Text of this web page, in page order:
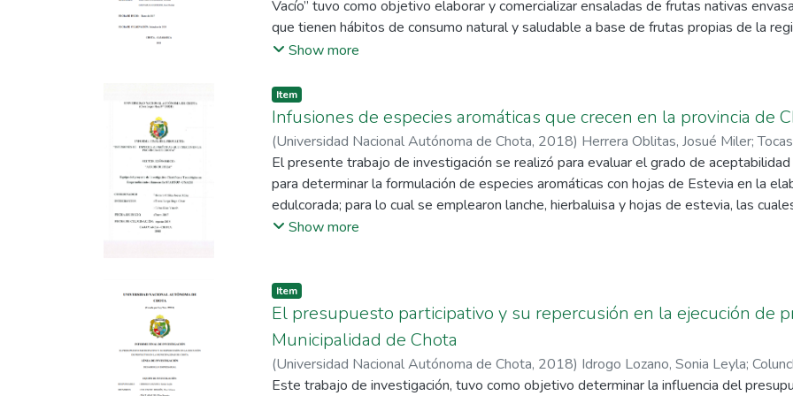
microorganismos indicado por la norma mexicana.
Vacío” tuvo como objetivo elaborar y comercializar ensaladas de frutas nativas
que tienen hábitos de consumo natural y saludable a base de frutas propias de la
dirigido a personas que tienen poco tiempo para preparar alimentos. Para conseguir
el producto mínimamente viable y producto de la investigación realizada durante el
un artículo científico en el que se expone los tiempos óptimos de envasado al vacío
ascórbico. Según los objetivos presentando al concurso en la etapa inicial,
proyecto se puede indicar que se ha cumplido, logrando comercializar las ensaladas
constituido una empresa INDUSTRIA
FRUTILAY S.A.C para dar formalidad al negocio.
Show more
Item
Infusiones de especies aromáticas que crecen en la provincia de
(Universidad Nacional Autónoma de Chota, 2018) Herrera Oblitas, Josué Miler;
Yaneth
El presente trabajo de investigación se realizó para evaluar el grado de
para determinar la formulación de especies aromáticas con hojas de Estevia en la
edulcorada; para lo cual se emplearon lanche, hierbaluisa y hojas de estevia, las
trituradas, tamizadas, formuladas y envasadas. La formulación de las infusiones fue a
cabalidad, lográndose constituir la empresa, YAHUMI S.A.C., obtenido la formulación
comercialización, logrando muy buena aceptación con los productos elaborados. En
actividades que han permitido cumplir los objetivos, dentro de este se detalla los
desarrollo del proyecto hasta su culminación. Además, se ha logrado obtener dos
Q3403718N/FDARYH es para Lanche y Q2800318N/FDARYH para hierba luisa los
Show more
Item
El presupuesto participativo y su repercusión en la ejecución de
Municipalidad de Chota
(Universidad Nacional Autónoma de Chota, 2018) Idrogo Lozano, Sonia Leyla;
Elita Suzetty ;Rojas Campos, Edi
Este trabajo de investigación, tuvo como objetivo determinar la influencia del